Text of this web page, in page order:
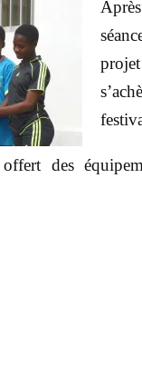
offert des